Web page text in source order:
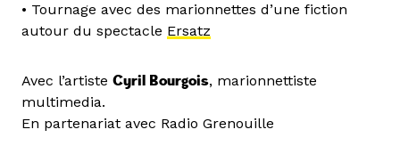
• Tournage avec des marionnettes d’une fiction
autour du spectacle Ersatz
Avec l’artiste Cyril Bourgois, marionnettiste
multimedia.
En partenariat avec Radio Grenouille